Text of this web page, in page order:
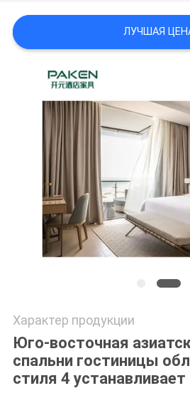
ЛУЧШАЯ
Характер продукции
Юго-восточная
спальни гостиницы
стиля 4 устанавливает